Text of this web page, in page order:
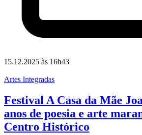
15.12.2025 às 16h43
Artes Integradas
Festival A Casa da Mãe
anos de poesia e arte
Centro Histórico